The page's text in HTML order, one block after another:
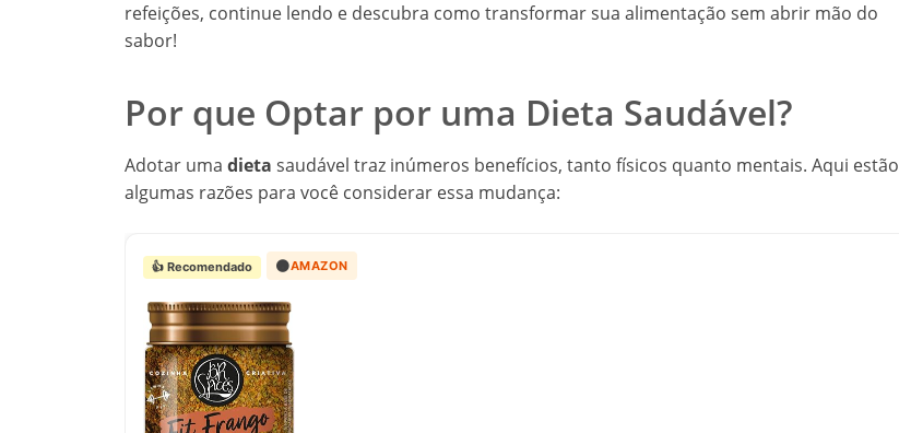
refeições, continue lendo e descubra como transformar sua alimentação sem abrir mão do
sabor!
Por que Optar por uma Dieta Saudável?
Adotar uma dieta saudável traz inúmeros benefícios, tanto físicos quanto mentais. Aqui estão
algumas razões para você considerar essa mudança:
👍 Recomendado 🟠AMAZON